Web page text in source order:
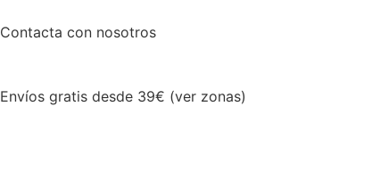
Contacta con nosotros
Envíos gratis desde 39€ (ver zonas)